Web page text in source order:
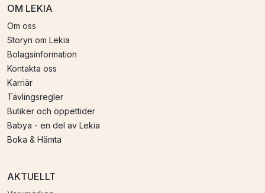
OM LEKIA
Om oss
Storyn om Lekia
Bolagsinformation
Kontakta oss
Karriär
Tävlingsregler
Butiker och öppettider
Babya - en del av Lekia
Boka & Hämta
AKTUELLT